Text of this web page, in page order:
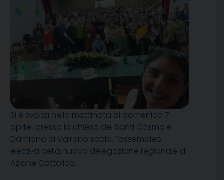
Si è svolta nella mattinata di domenica 7
aprile, presso la chiesa dei Santi Cosma e
Damiano di Vairano scalo, l’assemblea
elettiva della nuova delegazione regionale di
Azione Cattolica.